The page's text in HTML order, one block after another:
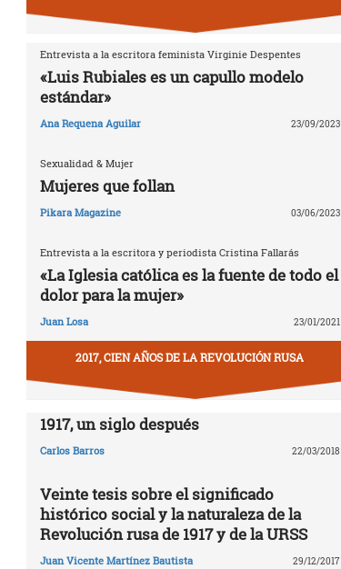
Entrevista a la escritora feminista Virginie Despentes
«Luis Rubiales es un capullo modelo
estándar»
Ana Requena Aguilar 23/09/2023
Sexualidad & Mujer
Mujeres que follan
Pikara Magazine 03/06/2023
Entrevista a la escritora y periodista Cristina Fallarás
«La Iglesia católica es la fuente de todo el
dolor para la mujer»
Juan Losa 23/01/2021
2017, CIEN AÑOS DE LA REVOLUCIÓN RUSA
1917, un siglo después
Carlos Barros 22/03/2018
Veinte tesis sobre el significado
histórico social y la naturaleza de la
Revolución rusa de 1917 y de la URSS
Juan Vicente Martínez Bautista 29/12/2017